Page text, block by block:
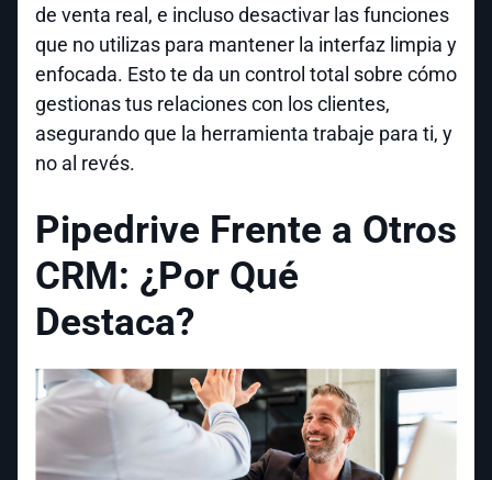
de venta real, e incluso desactivar las funciones
que no utilizas para mantener la interfaz limpia y
enfocada. Esto te da un control total sobre cómo
gestionas tus relaciones con los clientes,
asegurando que la herramienta trabaje para ti, y
no al revés.
Pipedrive Frente a Otros
CRM: ¿Por Qué
Destaca?